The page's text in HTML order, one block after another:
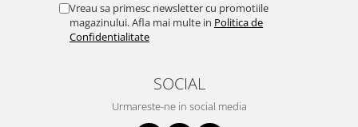
Vreau sa primesc newsletter cu promotiile
magazinului. Afla mai multe in Politica de
Confidentialitate
SOCIAL
Urmareste-ne in social media